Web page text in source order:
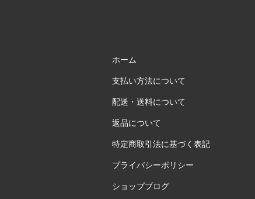
ホーム
支払い方法について
配送・送料について
返品について
特定商取引法に基づく表記
プライバシーポリシー
ショップブログ